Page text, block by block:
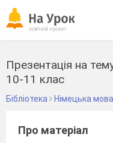
Презентація на
10-11 клас
Бібліотека Німецька мова
Про матеріал